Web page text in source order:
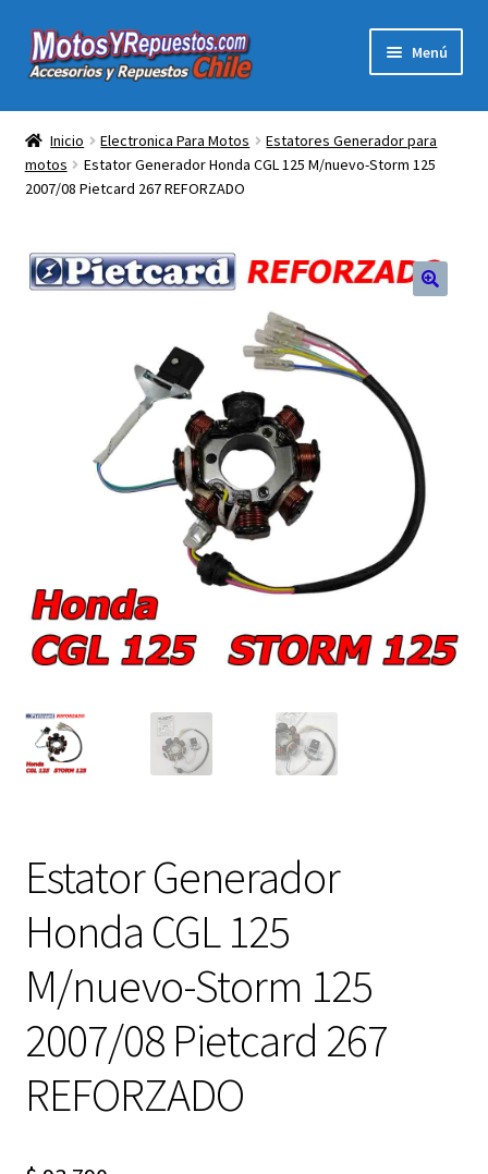
Ir
a
Ir
al
Menú
Acc y Rep Motocross Enduro
menú
Electronica Para Motos
Filtros para Motos
Herramientas Para Taller
Ropa para Motociclistas
Tienda Física Motosyrepuestos
FAQ Preguntas Frecuentes
Inicio Electronica Para Motos
Estatores Generador para
motos
Estator Generador Honda CGL 125 M/nuevo-Storm 125
2007/08 Pietcard 267 REFORZADO
Estator Generador
Honda CGL 125
M/nuevo-Storm 125
2007/08 Pietcard 267
REFORZADO